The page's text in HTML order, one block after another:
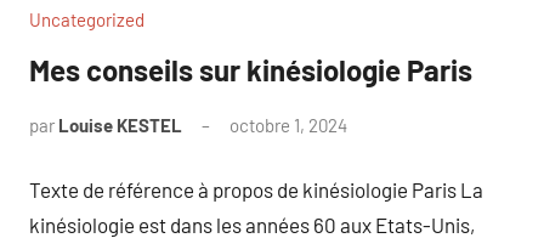
Uncategorized
Mes conseils sur kinésiologie Paris
par Louise KESTEL octobre 1, 2024
Texte de référence à propos de kinésiologie Paris La
kinésiologie est dans les années 60 aux Etats-Unis,